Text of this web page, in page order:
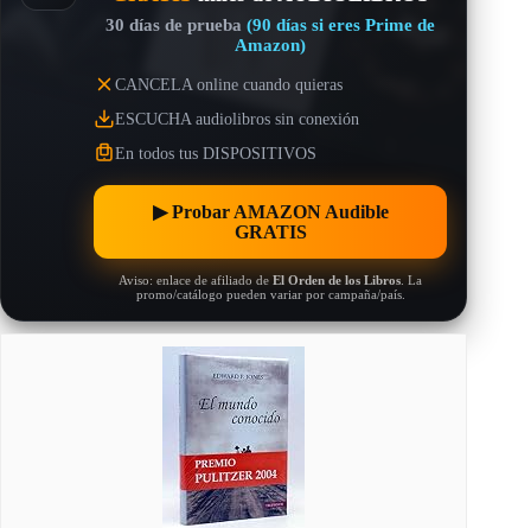
30 días de prueba(90 días si eres Prime de
Amazon)
CANCELA online cuando quieras
ESCUCHA audiolibros sin conexión
En todos tus DISPOSITIVOS
▶︎ Probar AMAZON Audible
GRATIS
Aviso: enlace de afiliado deEl Orden de los Libros . La
promo/catálogo pueden variar por campaña/país.